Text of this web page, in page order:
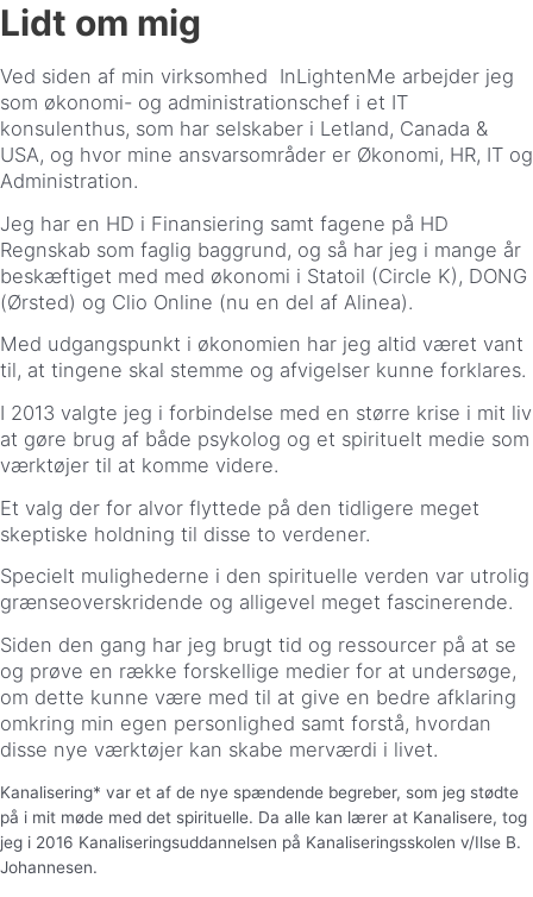
Lidt om mig
Ved siden af min virksomhed InLightenMe arbejder jeg
som økonomi- og administrationschef i et IT
konsulenthus, som har selskaber i Letland, Canada &
USA, og hvor mine ansvarsområder er Økonomi, HR, IT og
Administration.
Jeg har en HD i Finansiering samt fagene på HD
Regnskab som faglig baggrund, og så har jeg i mange år
beskæftiget med med økonomi i Statoil (Circle K), DONG
(Ørsted) og Clio Online (nu en del af Alinea).
Med udgangspunkt i økonomien har jeg altid været vant
til, at tingene skal stemme og afvigelser kunne forklares.
I 2013 valgte jeg i forbindelse med en større krise i mit liv
at gøre brug af både psykolog og et spirituelt medie som
værktøjer til at komme videre.
Et valg der for alvor flyttede på den tidligere meget
skeptiske holdning til disse to verdener.
Specielt mulighederne i den spirituelle verden var utrolig
grænseoverskridende og alligevel meget fascinerende.
Siden den gang har jeg brugt tid og ressourcer på at se
og prøve en række forskellige medier for at undersøge,
om dette kunne være med til at give en bedre afklaring
omkring min egen personlighed samt forstå, hvordan
disse nye værktøjer kan skabe merværdi i livet.
Kanalisering* var et af de nye spændende begreber, som jeg stødte
på i mit møde med det spirituelle. Da alle kan lærer at Kanalisere, tog
jeg i 2016 Kanaliseringsuddannelsen på Kanaliseringsskolen v/Ilse B.
Johannesen.